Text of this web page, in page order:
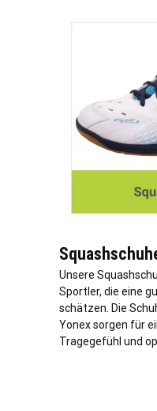
Unsere
Sportler, die eine
schätzen. Die
Yonex sorgen für
Tragegefühl und